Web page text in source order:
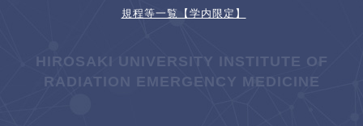
規程等一覧【学内限定】
HIROSAKI UNIVERSITY INSTITUTE OF
RADIATION EMERGENCY MEDICINE